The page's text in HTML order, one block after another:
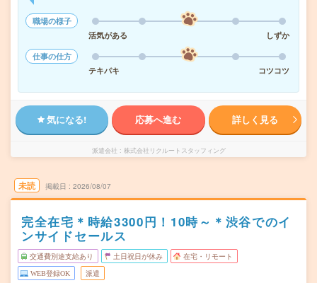
職場の様子
活気がある
しずか
仕事の仕方
テキパキ
コツコツ
気になる! 応募へ進む 詳しく見る
派遣会社 株式会社リクルートスタッフィング
未読 掲載日 2026/08/07
完全在宅＊時給3300円！10時～＊渋谷でのイ
ンサイドセールス
交通費別途支給あり 土日祝日が休み 在宅・リモート
WEB登録OK 派遣